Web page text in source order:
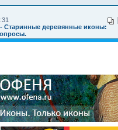
- Старинные деревянные иконы: